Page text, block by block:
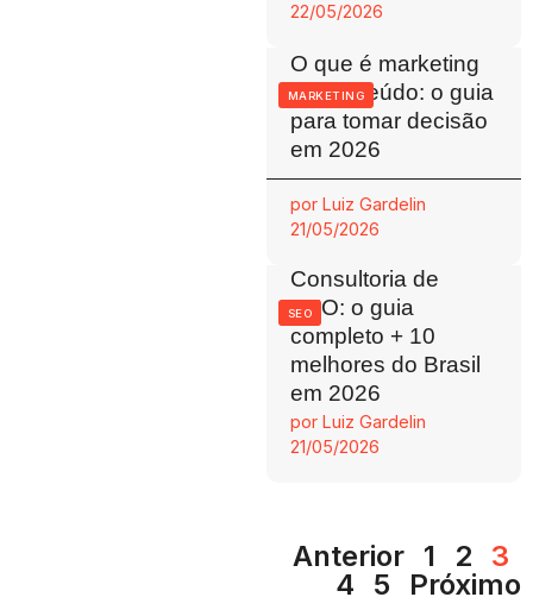
22/05/2026
MARKETING
O que é marketing
de conteúdo: o guia
para tomar decisão
em 2026
por Luiz Gardelin
21/05/2026
SEO
Consultoria de
SEO: o guia
completo + 10
melhores do Brasil
em 2026
por Luiz Gardelin
21/05/2026
Anterior 1 2
3
4
5 Próximo